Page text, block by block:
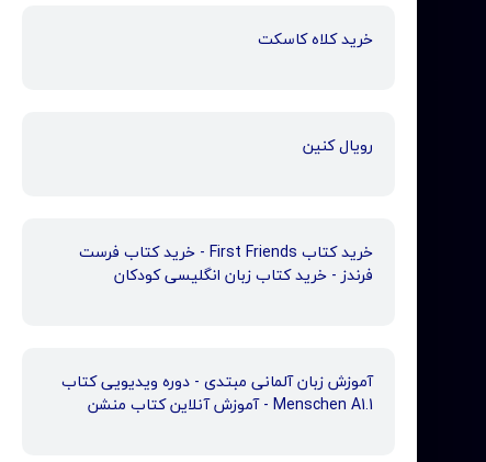
خرید کلاه کاسکت
رویال کنین
خرید کتاب First Friends - خرید کتاب فرست
فرندز - خرید کتاب زبان انگلیسی کودکان
آموزش زبان آلمانی مبتدی - دوره ویدیویی کتاب
Menschen A1.1 - آموزش آنلاین کتاب منشن